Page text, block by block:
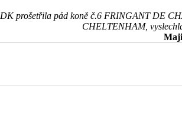
DK prošetřila pád koně č.6 FRINGANT DE
CHELTENHAM,